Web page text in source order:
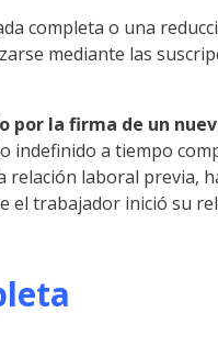
completa o una
mediante las
por la firma de un
a tiempo
laboral previa,
el trabajador inició su